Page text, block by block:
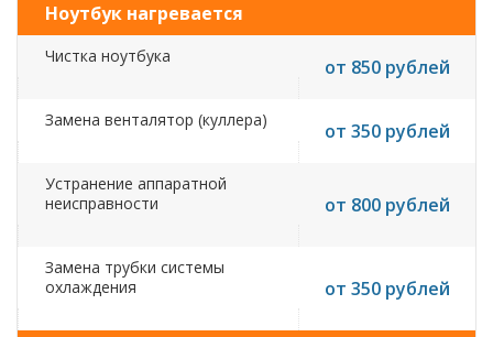
Ноутбук нагревается
Чистка ноутбука от 850 рублей
Замена венталятор (куллера) от 350 рублей
Устранение аппаратной
неисправности
от 800 рублей
Замена трубки системы
охлаждения
от 350 рублей